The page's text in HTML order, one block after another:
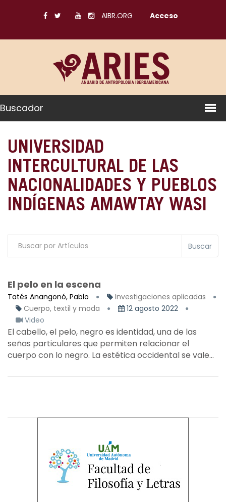
AIBR.ORG Acceso
Buscador
UNIVERSIDAD
INTERCULTURAL DE LAS
NACIONALIDADES Y PUEBLOS
INDÍGENAS AMAWTAY WASI
Buscar
El pelo en la escena
Tatés Anangonó, Pablo
Investigaciones aplicadas
Cuerpo, textil y moda
12 agosto 2022
Video
El cabello, el pelo, negro es identidad, una de las
señas particulares que permiten relacionar el
cuerpo con lo negro. La estética occidental se vale...